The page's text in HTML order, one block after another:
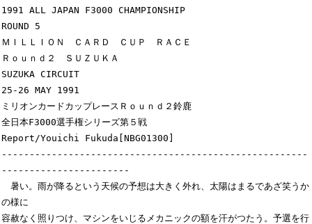
1991 ALL JAPAN F3000 CHAMPIONSHIP
ROUND 5
ＭＩＬＬＩＯＮ　ＣＡＲＤ　ＣＵＰ　ＲＡＣＥ
Ｒｏｕｎｄ２　ＳＵＺＵＫＡ
SUZUKA CIRCUIT
25-26 MAY 1991
ミリオンカードカップレースＲｏｕｎｄ２鈴鹿
全日本F3000選手権シリーズ第５戦
Report/Youichi Fukuda[NBG01300]
-------------------------------------------------------
-----------------------
暑い。雨が降るという天候の予想は大きく外れ、太陽はまるであざ笑うか
の様に
容赦なく照りつけ、マシンをいじるメカニックの額を汗がつたう。予選を行